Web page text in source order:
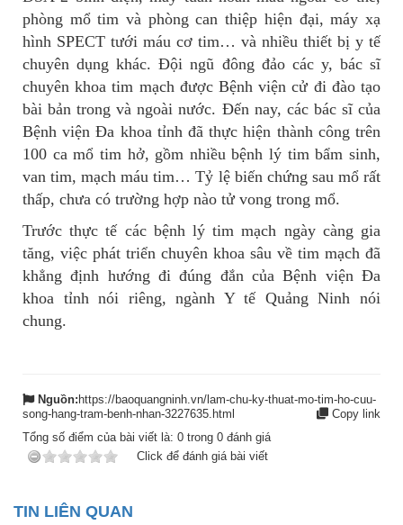
phòng mổ tim và phòng can thiệp hiện đại, máy xạ
hình SPECT tưới máu cơ tim… và nhiều thiết bị y tế
chuyên dụng khác. Đội ngũ đông đảo các y, bác sĩ
chuyên khoa tim mạch được Bệnh viện cử đi đào tạo
bài bản trong và ngoài nước. Đến nay, các bác sĩ của
Bệnh viện Đa khoa tỉnh đã thực hiện thành công trên
100 ca mổ tim hở, gồm nhiều bệnh lý tim bẩm sinh,
van tim, mạch máu tim… Tỷ lệ biến chứng sau mổ rất
thấp, chưa có trường hợp nào tử vong trong mổ.
Trước thực tế các bệnh lý tim mạch ngày càng gia
tăng, việc phát triển chuyên khoa sâu về tim mạch đã
khẳng định hướng đi đúng đắn của Bệnh viện Đa
khoa tỉnh nói riêng, ngành Y tế Quảng Ninh nói
chung.
Nguồn: https://baoquangninh.vn/lam-chu-ky-thuat-mo-tim-ho-cuu-
song-hang-tram-benh-nhan-3227635.html
Copy link
Tổng số điểm của bài viết là: 0 trong 0 đánh giá
Click để đánh giá bài viết
TIN LIÊN QUAN